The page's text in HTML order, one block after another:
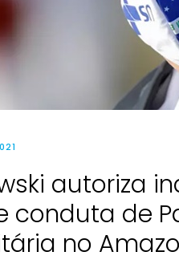
autoriza
conduta de
no